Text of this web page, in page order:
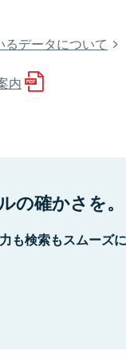
データについて
内
の確かさを。
も検索もスムーズ